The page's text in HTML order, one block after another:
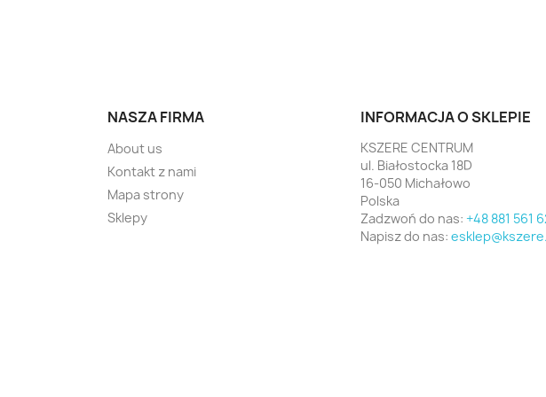
NASZA FIRMA
About us
Kontakt z nami
Mapa strony
Sklepy
INFORMACJA O SKLEPIE
KSZERE CENTRUM
ul. Białostocka 18D
16-050 Michałowo
Polska
Zadzwoń do nas: +48 881 561
Napisz do nas: